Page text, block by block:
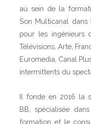
au sein de la
Son Multicanal
pour les ingénieurs
Télévisions, Arte,
Euromedia, Canal
intermittents du
Il fonde en 2016 la
BB, spécialisée
formation et le